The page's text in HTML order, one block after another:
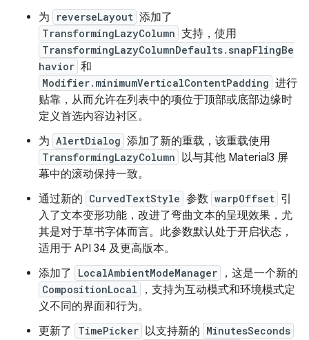
为
reverseLayout 添加了
TransformingLazyColumn 支持，使用
TransformingLazyColumnDefaults.snapFlingBe
havior 和
Modifier.minimumVerticalContentPadding 进行
贴靠，从而允许在列表中的项位于顶部或底部边缘时
定义首选内容边衬区。
为 AlertDialog 添加了新的重载，该重载使用
TransformingLazyColumn 以与其他 Material3 屏
幕中的滚动保持一致。
通过新的 CurvedTextStyle 参数 warpOffset 引
入了文本变形功能，改进了弯曲文本的呈现效果，尤
其是对于草书字体而言。此参数默认处于开启状态，
适用于 API 34 及更高版本。
添加了
LocalAmbientModeManager ，这是一个新的
CompositionLocal
，支持为互动模式和环境模式定
义不同的界面和行为。
更新了
TimePicker 以支持新的 MinutesSeconds